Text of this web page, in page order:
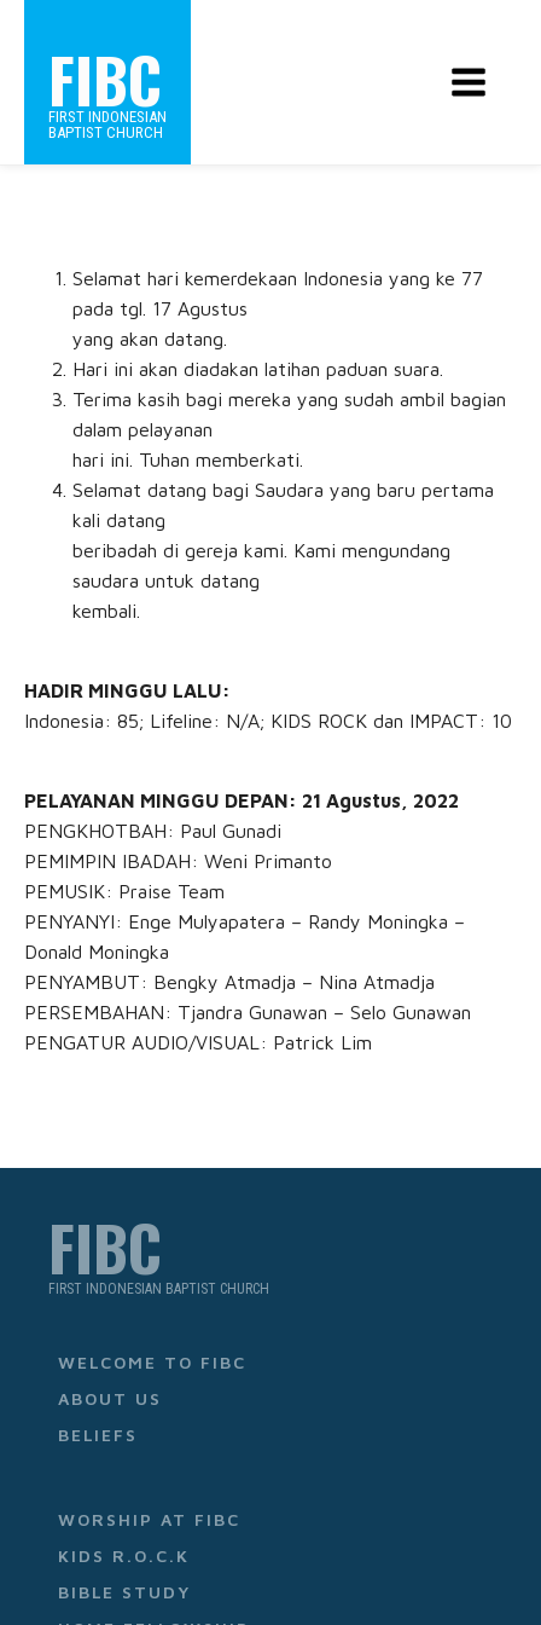
FIBC
FIRST INDONESIAN
BAPTIST CHURCH
Selamat hari kemerdekaan Indonesia yang ke 77
pada tgl. 17 Agustus
yang akan datang.
Hari ini akan diadakan latihan paduan suara.
Terima kasih bagi mereka yang sudah ambil bagian
dalam pelayanan
hari ini. Tuhan memberkati.
Selamat datang bagi Saudara yang baru pertama
kali datang
beribadah di gereja kami. Kami mengundang
saudara untuk datang
kembali.
HADIR MINGGU LALU:
Indonesia: 85; Lifeline: N/A; KIDS ROCK dan IMPACT: 10
PELAYANAN MINGGU DEPAN: 21 Agustus, 2022
PENGKHOTBAH: Paul Gunadi
PEMIMPIN IBADAH: Weni Primanto
PEMUSIK: Praise Team
PENYANYI: Enge Mulyapatera – Randy Moningka –
Donald Moningka
PENYAMBUT: Bengky Atmadja – Nina Atmadja
PERSEMBAHAN: Tjandra Gunawan – Selo Gunawan
PENGATUR AUDIO/VISUAL: Patrick Lim
FIBC
FIRST INDONESIAN BAPTIST CHURCH
WELCOME TO FIBC
ABOUT US
BELIEFS
WORSHIP AT FIBC
KIDS R.O.C.K
BIBLE STUDY